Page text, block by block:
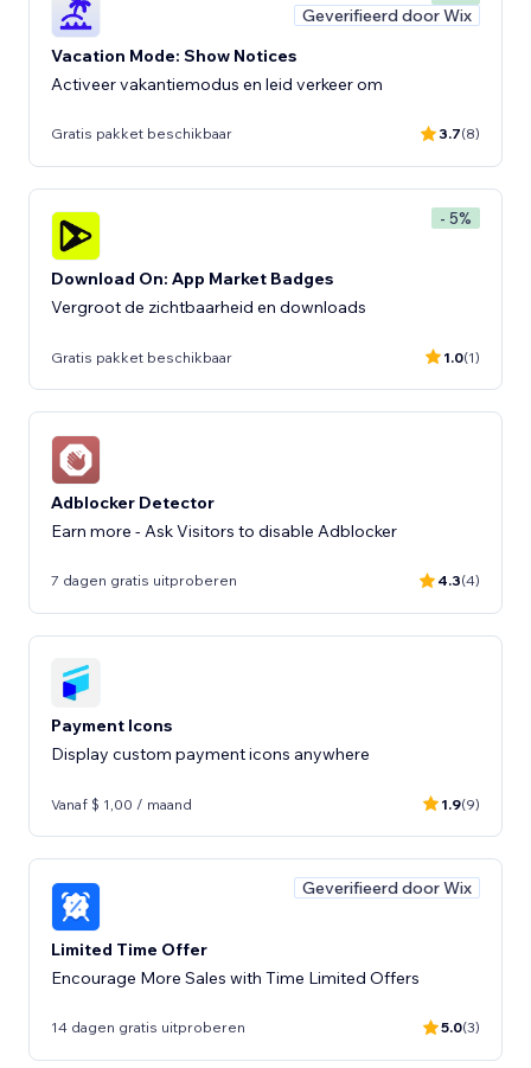
Geverifieerd door Wix
Vacation Mode: Show Notices
Activeer vakantiemodus en leid verkeer om
Gratis pakket beschikbaar 3.7(8)
- 5%
Download On: App Market Badges
Vergroot de zichtbaarheid en downloads
Gratis pakket beschikbaar 1.0(1)
Adblocker Detector
Earn more - Ask Visitors to disable Adblocker
7 dagen gratis uitproberen 4.3(4)
Payment Icons
Display custom payment icons anywhere
Vanaf $ 1,00 / maand 1.9(9)
Geverifieerd door Wix
Limited Time Offer
Encourage More Sales with Time Limited Offers
14 dagen gratis uitproberen 5.0(3)